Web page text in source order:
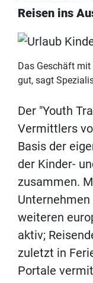
Reisen ins
Das Geschäft
gut, sagt
Der "Youth
Vermittlers
Basis der
der Kinder-
zusammen.
weiteren
aktiv;
zuletzt in
Portale